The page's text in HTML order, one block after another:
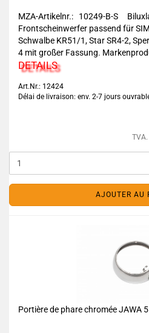
MZA-Artikelnr.: 10249-B-S
Frontscheinwerfer passend für
Schwalbe KR51/1, Star SR4-2,
4 mit großer Fassung.
DETAILS
Art.Nr.: 12424
Délai de livraison: env. 2-7 jours
AJOUTER AU
Portière de phare chromée JAWA